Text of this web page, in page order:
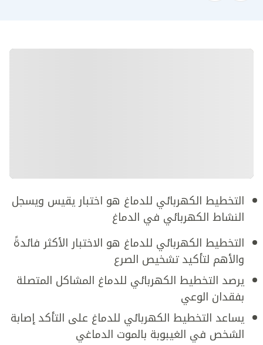
التخطيط الكهربائي للدماغ هو اختبار يقيس ويسجل
النشاط الكهربائي في الدماغ
التخطيط الكهربائي للدماغ هو الاختبار الأكثر فائدةً
والأهم لتأكيد تشخيص الصرع
يرصد التخطيط الكهربائي للدماغ المشاكل المتصلة
بفقدان الوعي
يساعد التخطيط الكهربائي للدماغ على التأكد إصابة
الشخص في الغيبوبة بالموت الدماغي